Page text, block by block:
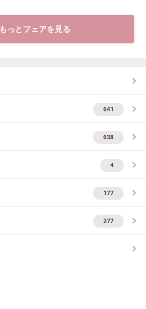
もっとフェアを見る
641
638
4
177
277